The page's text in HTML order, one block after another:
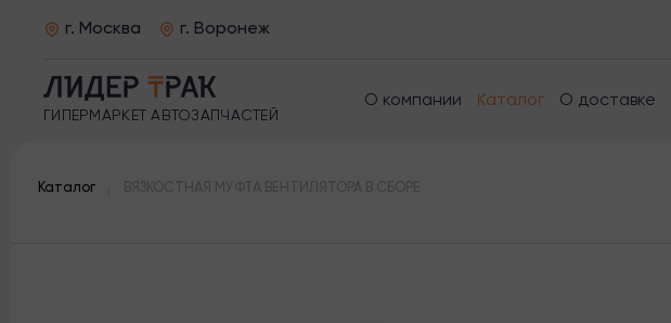
г. Москва г. Воронеж
ГИПЕРМАРКЕТ АВТОЗАПЧАСТЕЙ
О компании Каталог О доставке
Каталог